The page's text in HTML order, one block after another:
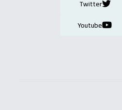
Twitter
Youtube